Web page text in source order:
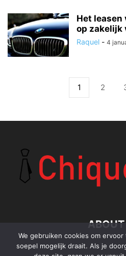
Het leasen
op zakelijk
Raquel - 4
1 2
We gebruiken cookies om
soepel mogelijk draait. Als je